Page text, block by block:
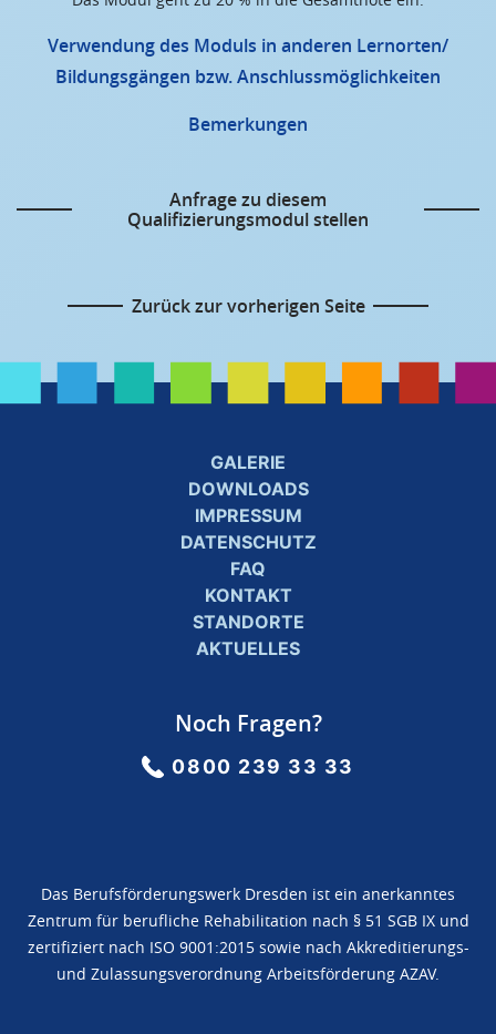
Verwendung des Moduls in anderen Lernorten/
Bildungsgängen bzw. Anschlussmöglichkeiten
Bemerkungen
Anfrage zu diesem
Qualifizierungsmodul stellen
Zurück zur vorherigen Seite
GALERIE
DOWNLOADS
IMPRESSUM
DATENSCHUTZ
FAQ
KONTAKT
STANDORTE
AKTUELLES
Noch Fragen?
0800 239 33 33
Das Berufsförderungswerk Dresden ist ein anerkanntes
Zentrum für berufliche Rehabilitation nach § 51 SGB IX und
zertifiziert nach ISO 9001:2015 sowie nach Akkreditierungs-
und Zulassungsverordnung Arbeitsförderung AZAV.